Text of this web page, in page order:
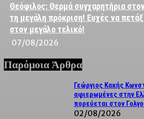
Θεόφιλος: Θερμά συγχαρητήρια στον
τη μεγάλη πρόκριση! Ευχές να
στον μεγάλο τελικό!
07/08/2026
Παρόμοια Άρθρα
Γεώργιος Κακής
αφιερωμένες στην
πορεύεται στον
02/08/2026